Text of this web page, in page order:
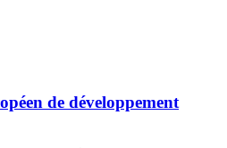
de développement